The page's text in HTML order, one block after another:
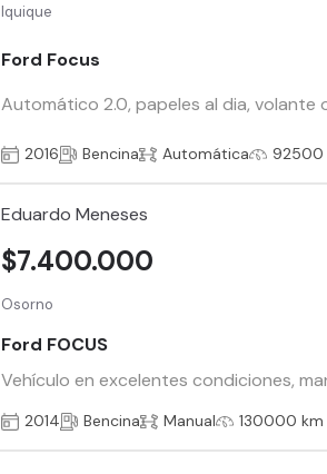
Iquique
Ford Focus
Automático 2.0, papeles al dia, volante
2016 Bencina Automática 92500
Eduardo Meneses
Osorno
Ford FOCUS
Vehículo en excelentes condiciones,
$7.400.000
2014 Bencina Manual 130000 km